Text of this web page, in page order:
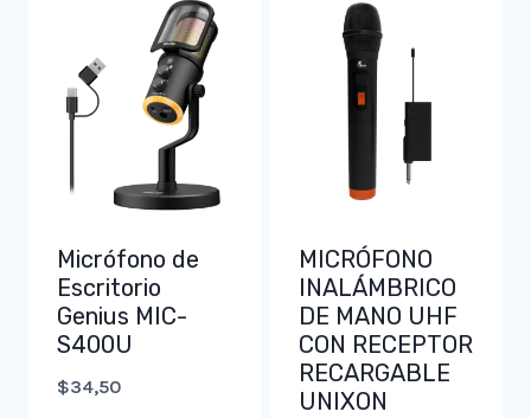
Micrófono de
Escritorio
Genius MIC-
S400U
$34,50
MICRÓFONO
INALÁMBRICO
DE MANO UHF
CON RECEPTOR
RECARGABLE
UNIXON